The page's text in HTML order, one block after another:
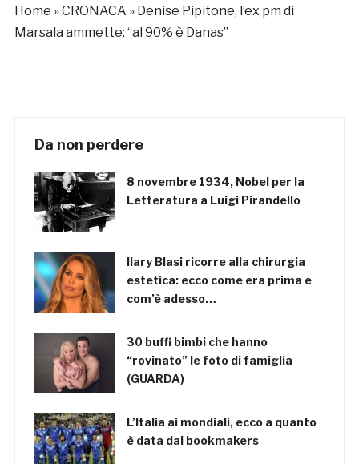
Home »CRONACA » Denise Pipitone, l’ex pm di
Marsala ammette: “al 90% è Danas”
Da non perdere
8 novembre 1934, Nobel per la
Letteratura a Luigi Pirandello
Ilary Blasi ricorre alla chirurgia
estetica: ecco come era prima e
com’è adesso…
30 buffi bimbi che hanno
“rovinato” le foto di famiglia
(GUARDA)
L’Italia ai mondiali, ecco a quanto
è data dai bookmakers